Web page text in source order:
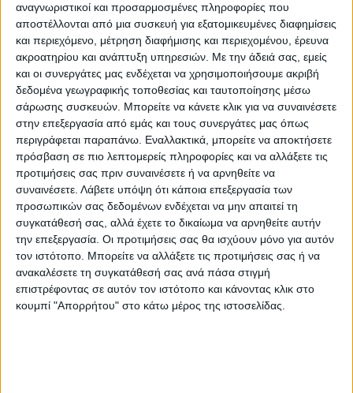
αναγνωριστικοί και προσαρμοσμένες πληροφορίες που
αποστέλλονται από μια συσκευή για εξατομικευμένες διαφημίσεις
και περιεχόμενο, μέτρηση διαφήμισης και περιεχομένου, έρευνα
ακροατηρίου και ανάπτυξη υπηρεσιών. Με την άδειά σας, εμείς
και οι συνεργάτες μας ενδέχεται να χρησιμοποιήσουμε ακριβή
δεδομένα γεωγραφικής τοποθεσίας και ταυτοποίησης μέσω
σάρωσης συσκευών. Μπορείτε να κάνετε κλικ για να συναινέσετε
στην επεξεργασία από εμάς και τους συνεργάτες μας όπως
περιγράφεται παραπάνω. Εναλλακτικά, μπορείτε να αποκτήσετε
πρόσβαση σε πιο λεπτομερείς πληροφορίες και να αλλάξετε τις
προτιμήσεις σας πριν συναινέσετε ή να αρνηθείτε να
συναινέσετε. Λάβετε υπόψη ότι κάποια επεξεργασία των
προσωπικών σας δεδομένων ενδέχεται να μην απαιτεί τη
συγκατάθεσή σας, αλλά έχετε το δικαίωμα να αρνηθείτε αυτήν
την επεξεργασία. Οι προτιμήσεις σας θα ισχύουν μόνο για αυτόν
τον ιστότοπο. Μπορείτε να αλλάξετε τις προτιμήσεις σας ή να
ανακαλέσετε τη συγκατάθεσή σας ανά πάσα στιγμή
επιστρέφοντας σε αυτόν τον ιστότοπο και κάνοντας κλικ στο
κουμπί "Απορρήτου" στο κάτω μέρος της ιστοσελίδας.
Τοπικά, δε, δεν αποκλείεται η θερμοκρασία
σε περιοχές όπως Φθιώτιδα, Βοιωτία,
Αργολίδα, Αρκαδία, Λακωνία το θερμόμετρο
να «γράψει» 42 βαθμούς κελσίου.
Σε ό,τι αφορά τους ανέμους, θα είναι
νοτιάδες και από το Σάββατο θα
««γυρίσουν» σε βοριάδες.
Πτώση της θερμοκρασίας από
το Σάββατο
Οι υψηλές θερμοκρασίες, αναφέρει ο κ.
Λαγουβάρδος θα διαρκέσουν μόνο αύριο.